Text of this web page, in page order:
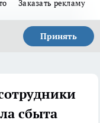
Заказать рекламу
Принять
сбыта